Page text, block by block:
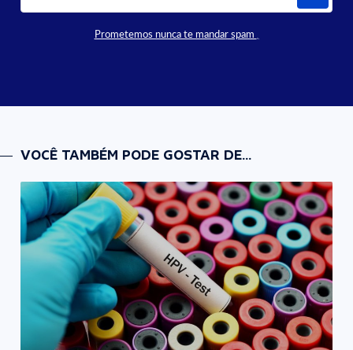
Prometemos nunca te mandar spam
VOCÊ TAMBÉM PODE GOSTAR DE...